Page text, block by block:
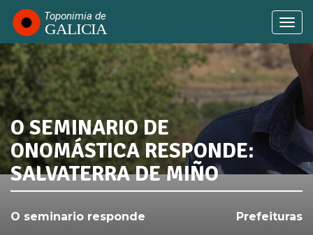
Passar
para
conteúdo
principal
SABIA QUE...
O SEMINARIO DE
ONOMÁSTICA RESPONDE:
SALVATERRA DE MIÑO
O seminario responde Prefeituras